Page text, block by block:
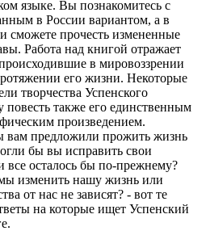
языке. Вы познакомитесь с
в России вариантом, а в
сможете прочесть измененные
Работа над книгой отражает
в мировоззрении
его жизни. Некоторые
творчества Успенского
повесть также его единственным
произведением.
вам предложили прожить жизнь
бы вы исправить свои
все осталось бы по-прежнему?
изменить нашу жизнь или
от нас не зависят? - вот те
на которые ищет Успенский